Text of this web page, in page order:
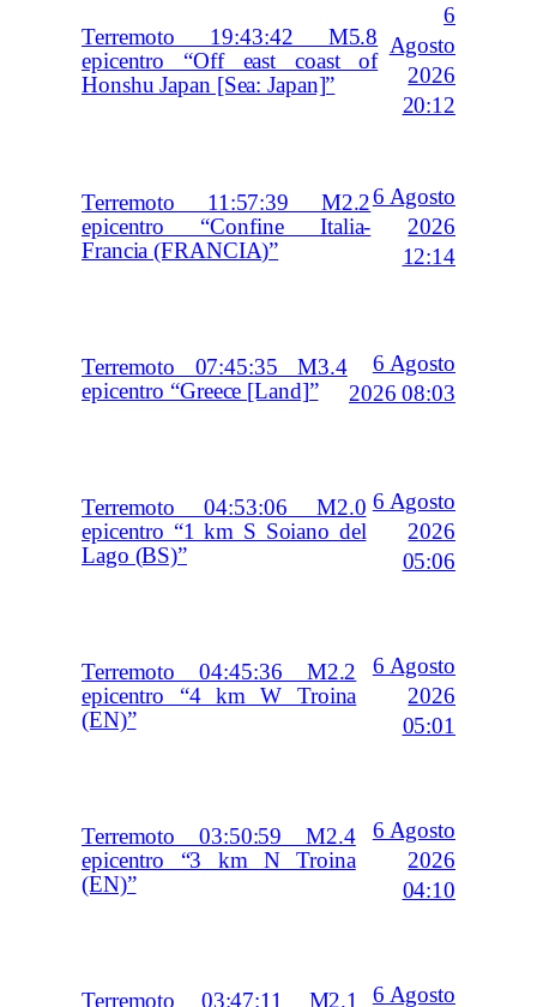
Terremoto 19:43:42 M5.8
epicentro “Off east coast of
Honshu Japan [Sea: Japan]”
6
Agosto
2026
20:12
Terremoto 11:57:39 M2.2
epicentro “Confine Italia-
Francia (FRANCIA)”
6 Agosto
2026
12:14
Terremoto 07:45:35 M3.4
epicentro “Greece [Land]”
6 Agosto
2026 08:03
Terremoto 04:53:06 M2.0
epicentro “1 km S Soiano del
Lago (BS)”
6 Agosto
2026
05:06
Terremoto 04:45:36 M2.2
epicentro “4 km W Troina
(EN)”
6 Agosto
2026
05:01
Terremoto 03:50:59 M2.4
epicentro “3 km N Troina
(EN)”
6 Agosto
2026
04:10
Terremoto 03:47:11 M2.1 6 Agosto